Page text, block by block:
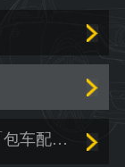
昆明高铁站租车公司怎么样-暖旭-「包车配司机」